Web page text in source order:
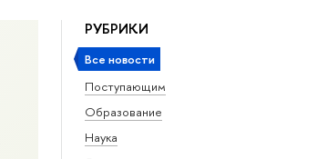
РУБРИКИ
Все новости
Поступающим
Образование
Наука